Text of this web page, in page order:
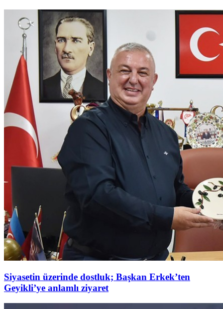
Siyasetin üzerinde dostluk; Başkan Erkek’ten
Geyikli’ye anlamlı ziyaret